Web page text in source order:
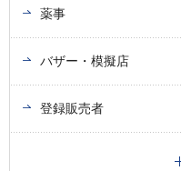
薬事
バザー・模擬店
登録販売者